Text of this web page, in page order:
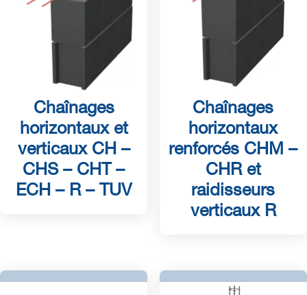
Chaînages
horizontaux et
verticaux CH –
CHS – CHT –
ECH – R – TUV
Chaînages
horizontaux
renforcés CHM –
CHR et
raidisseurs
verticaux R